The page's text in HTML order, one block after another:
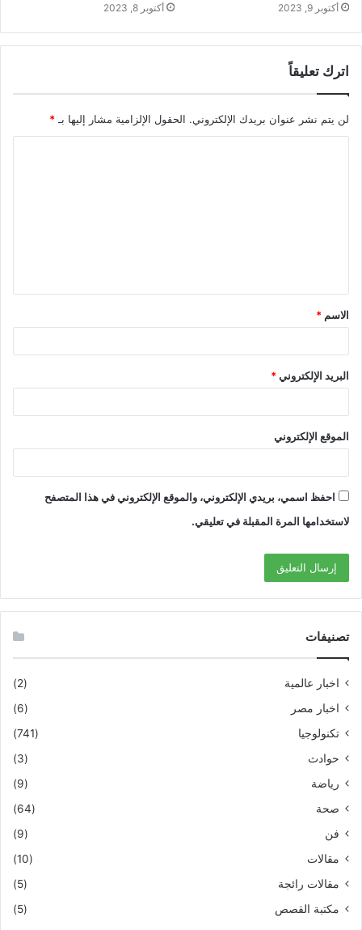
أكتوبر 9, 2023 أكتوبر 8, 2023
اترك تعليقاً
لن يتم نشر عنوان بريدك الإلكتروني. الحقول الإلزامية مشار إليها بـ *
الاسم *
البريد الإلكتروني*
الموقع الإلكتروني
احفظ اسمي، بريدي الإلكتروني، والموقع الإلكتروني في هذا المتصفح
لاستخدامها المرة المقبلة في تعليقي.
تصنيفات
اخبار عالمية
(2)
اخبار مصر
(6)
تكنولوجيا
(741)
حوادث
(3)
رياضة
(9)
صحة
(64)
فن
(9)
مقالات
(10)
مقالات رائجة
(5)
مكتبة القصص
(5)